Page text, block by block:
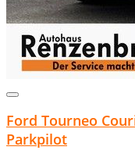
Ford Tourneo
Parkpilot